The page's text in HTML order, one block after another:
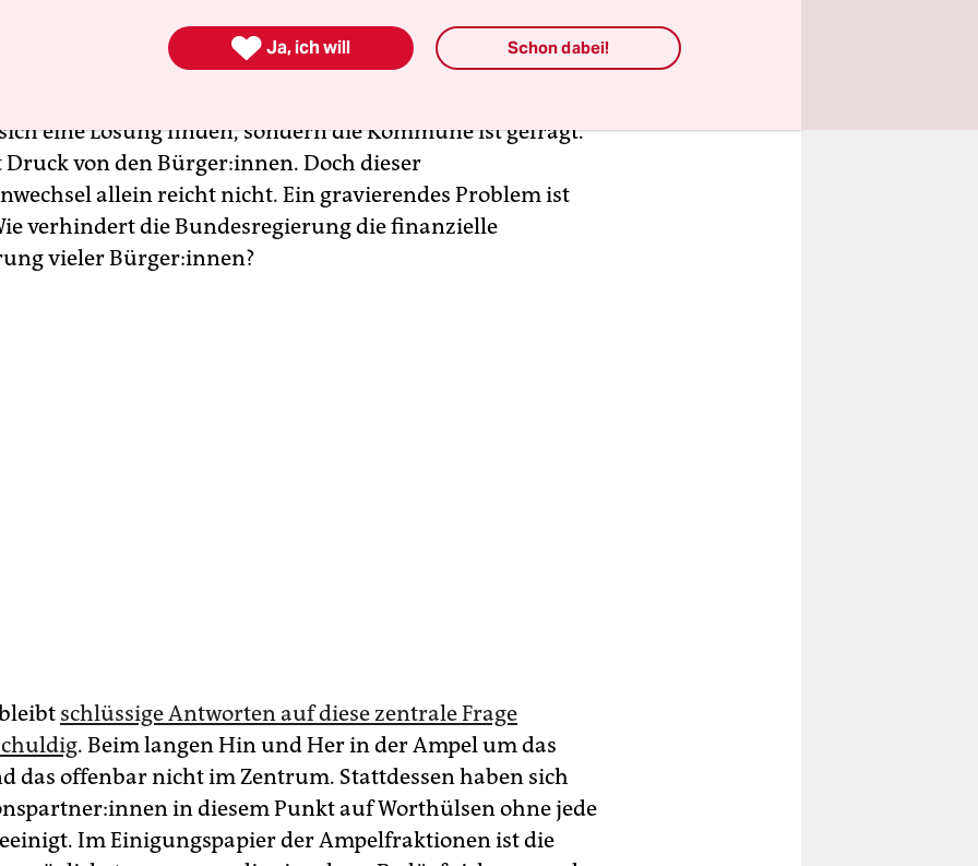
SPD-Fraktionschef Rolf Mützenich das einen
eine Lösung finden, sondern die Kommune ist gefragt.
von den Bür­ger:in­nen. Doch dieser
allein reicht nicht. Ein gravierendes Problem ist
verhindert die Bundesregierung die finanzielle
vieler Bür­ger:in­nen?
schlüssige Antworten auf diese zentrale Frage
. Beim langen Hin und Her in der Ampel um das
das offenbar nicht im Zentrum. Stattdessen haben sich
in diesem Punkt auf Worthülsen ohne jede
Im Einigungspapier der Ampelfraktionen ist die
 Ja, ich will Schon dabei!